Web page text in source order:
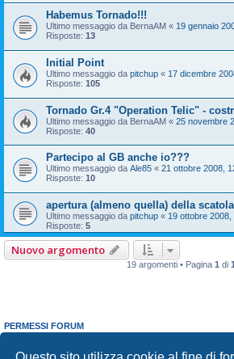
Habemus Tornado!!!
Ultimo messaggio da BernaAM « 19 gennaio
Risposte: 13
Initial Point
Ultimo messaggio da pitchup « 17 dicembre
Risposte: 105
Tornado Gr.4 "Operation Telic" -
Ultimo messaggio da BernaAM « 25 novembre
Risposte: 40
Partecipo al GB anche io???
Ultimo messaggio da Ale85 « 21 ottobre 2008,
Risposte: 10
apertura (almeno quella) della scatola
Ultimo messaggio da pitchup « 19 ottobre 2008,
Risposte: 5
Nuovo argomento
19 argomenti • Pagina 1 di 1
PERMESSI FORUM
Non puoirispondere negli argomenti